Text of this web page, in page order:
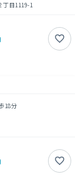
目1119-1
18分